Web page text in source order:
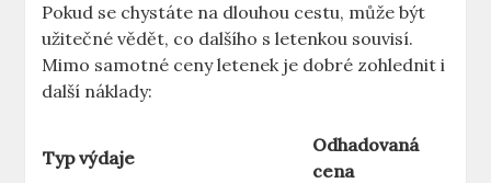
Pokud se chystáte na dlouhou cestu, může být
užitečné vědět, co dalšího s letenkou souvisí.
Mimo samotné ceny letenek je dobré zohlednit i
další náklady:
Typ výdaje
Odhadovaná
cena